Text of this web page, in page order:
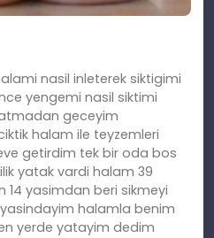
nasil inleterek siktigimi
yengemi nasil siktimi
geceyim
halam ile teyzemleri
getirdim tek bir oda bos
yatak vardi halam 39
yasimdan beri sikmeyi
halamla benim
yerde yatayim dedim